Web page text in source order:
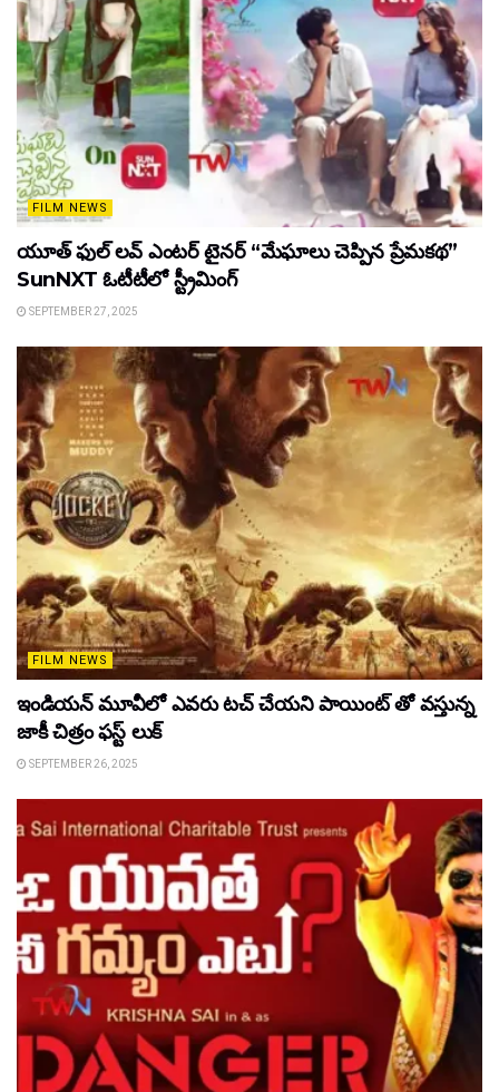
FILM NEWS
యూత్ ఫుల్ లవ్ ఎంటర్ టైనర్ “మేఘాలు చెప్పిన ప్రేమకథ”
SunNXT ఓటీటీలో స్ట్రీమింగ్
SEPTEMBER 27, 2025
FILM NEWS
ఇండియన్ మూవీలో ఎవరు టచ్ చేయని పాయింట్ తో వస్తున్న
జాకీ చిత్రం ఫస్ట్ లుక్
SEPTEMBER 26, 2025